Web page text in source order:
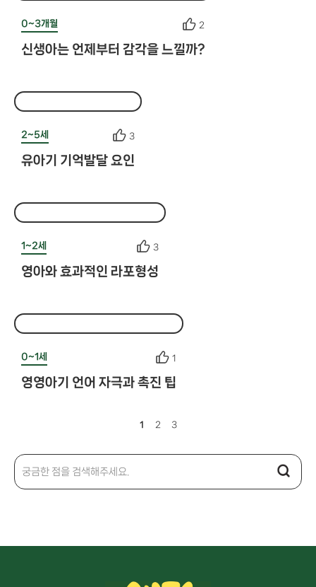
0~3개월
신생아는 언제부터 감각을 느낄까?
2
2~5세
유아기 기억발달 요인
3
1~2세
영아와 효과적인 라포형성
3
0~1세
영영아기 언어 자극과 촉진 팁
1
1 2 3